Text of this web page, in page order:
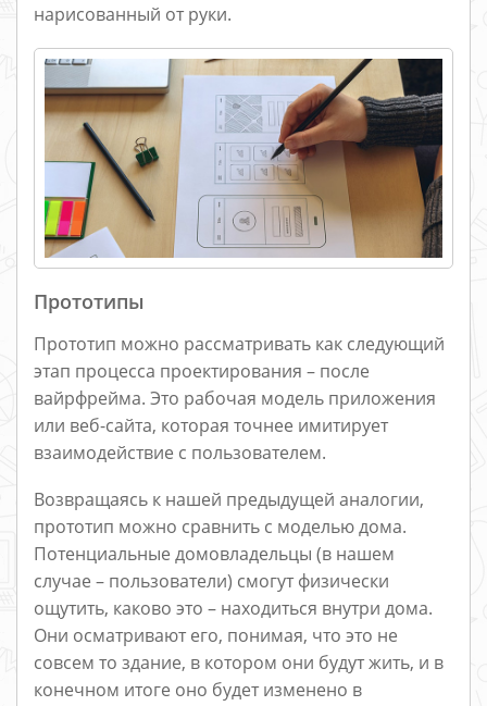
нарисованный от руки.
Прототипы
Прототип можно рассматривать как следующий
этап процесса проектирования – после
вайрфрейма. Это рабочая модель приложения
или веб-сайта, которая точнее имитирует
взаимодействие с пользователем.
Возвращаясь к нашей предыдущей аналогии,
прототип можно сравнить с моделью дома.
Потенциальные домовладельцы (в нашем
случае – пользователи) смогут физически
ощутить, каково это – находиться внутри дома.
Они осматривают его, понимая, что это не
совсем то здание, в котором они будут жить, и в
конечном итоге оно будет изменено в